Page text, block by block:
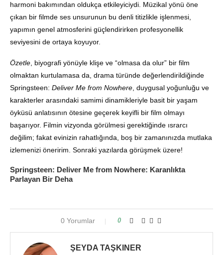
harmoni bakımından oldukça etkileyiciydi. Müzikal yönü öne
çıkan bir filmde ses unsurunun bu denli titizlikle işlenmesi,
yapımın genel atmosferini güçlendirirken profesyonellik
seviyesini de ortaya koyuyor.
Özetle, biyografi yönüyle klişe ve “olmasa da olur” bir film
olmaktan kurtulamasa da, drama türünde değerlendirildiğinde
Springsteen: Deliver Me from Nowhere, duygusal yoğunluğu ve
karakterler arasındaki samimi dinamikleriyle basit bir yaşam
öyküsü anlatısının ötesine geçerek keyifli bir film olmayı
başarıyor. Filmin vizyonda görülmesi gerektiğinde ısrarcı
değilim; fakat evinizin rahatlığında, boş bir zamanınızda mutlaka
izlemenizi öneririm. Sonraki yazılarda görüşmek üzere!
Springsteen: Deliver Me from Nowhere: Karanlıkta
Parlayan Bir Deha
0 Yorumlar 0
ŞEYDA TAŞKINER